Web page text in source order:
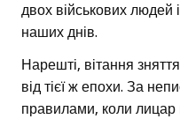
двох військових людей
наших днів.
Нарешті, вітання
від тієї ж епохи. За
правилами, коли лицар